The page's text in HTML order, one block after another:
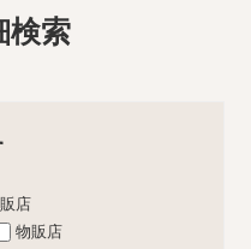
検索
店
物販店